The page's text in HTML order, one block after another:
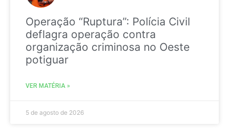
Operação “Ruptura”: Polícia Civil
deflagra operação contra
organização criminosa no Oeste
potiguar
VER MATÉRIA »
5 de agosto de 2026